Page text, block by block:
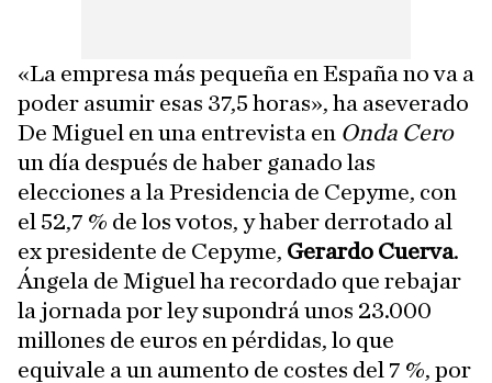
«La empresa más pequeña en España no va a
poder asumir esas 37,5 horas», ha aseverado
De Miguel en una entrevista en Onda Cero
un día después de haber ganado las
elecciones a la Presidencia de Cepyme, con
el 52,7 % de los votos, y haber derrotado al
ex presidente de Cepyme, Gerardo Cuerva.
Ángela de Miguel ha recordado que rebajar
la jornada por ley supondrá unos 23.000
millones de euros en pérdidas, lo que
equivale a un aumento de costes del 7 %, por